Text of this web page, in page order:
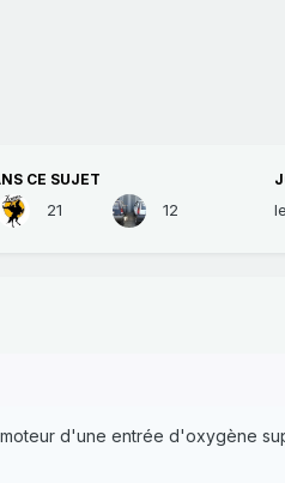
CE SUJET
21 12
d'une entrée d'oxygène